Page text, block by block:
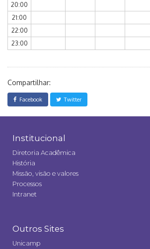
20:00
21:00
22:00
23:00
Compartilhar:
Facebook Twitter
Institucional
Diretoria Acadêmica
História
Missão, visão e valores
Processos
Intranet
Outros Sites
Unicamp